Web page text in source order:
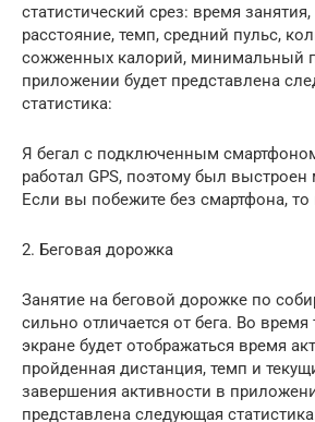
статистический срез: время
расстояние, темп, средний пульс,
сожженных калорий, минимальный
приложении будет представлена
статистика:
Я бегал с подключенным
работал GPS, поэтому был выстроен
Если вы побежите без смартфона, то
2. Беговая дорожка
Занятие на беговой дорожке по
сильно отличается от бега. Во
экране будет отображаться время
пройденная дистанция, темп и
завершения активности в
представлена следующая